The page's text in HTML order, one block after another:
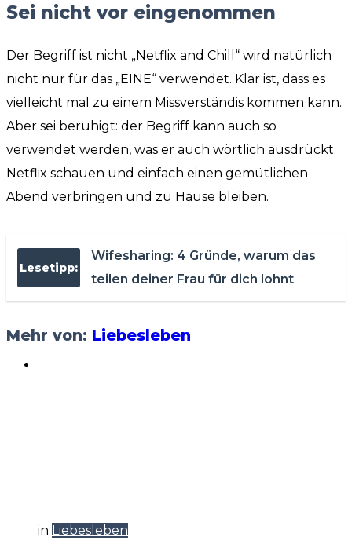
Sei nicht vor eingenommen
Der Begriff ist nicht „Netflix and Chill“ wird natürlich
nicht nur für das „EINE“ verwendet. Klar ist, dass es
vielleicht mal zu einem Missverständis kommen kann.
Aber sei beruhigt: der Begriff kann auch so
verwendet werden, was er auch wörtlich ausdrückt.
Netflix schauen und einfach einen gemütlichen
Abend verbringen und zu Hause bleiben.
Lesetipp:
Wifesharing: 4 Gründe, warum das
teilen deiner Frau für dich lohnt
Mehr von: Liebesleben
in Liebesleben